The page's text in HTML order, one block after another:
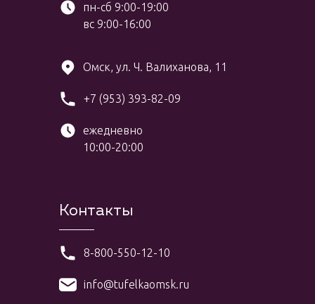
пн-сб 9:00-19:00
вс 9:00-16:00
+7 (953) 393-82-09
ежедневно
10:00-20:00
Омск, ул. Ч. Валиханова, 11
Контакты
8-800-550-12-10
info@tufelkaomsk.ru